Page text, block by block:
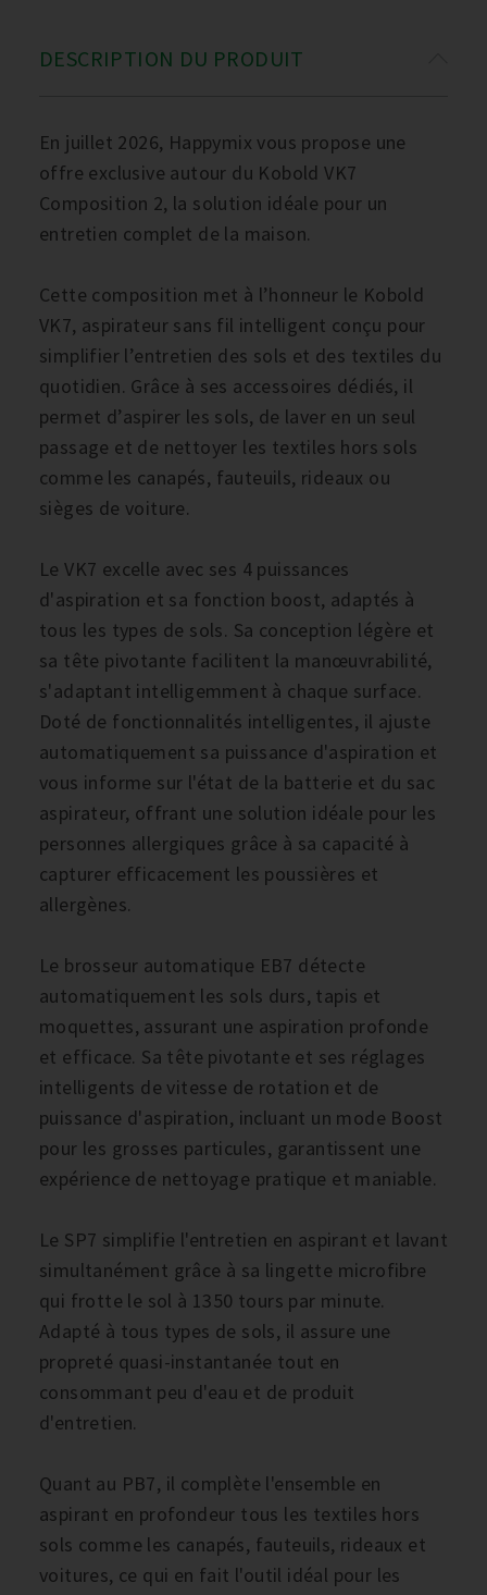
DESCRIPTION DU PRODUIT
En juillet 2026, Happymix vous propose une
offre exclusive autour du Kobold VK7
Composition 2, la solution idéale pour un
entretien complet de la maison.
Cette composition met à l’honneur le Kobold
VK7, aspirateur sans fil intelligent conçu pour
simplifier l’entretien des sols et des textiles du
quotidien. Grâce à ses accessoires dédiés, il
permet d’aspirer les sols, de laver en un seul
passage et de nettoyer les textiles hors sols
comme les canapés, fauteuils, rideaux ou
sièges de voiture.
Le VK7 excelle avec ses 4 puissances
d'aspiration et sa fonction boost, adaptés à
tous les types de sols. Sa conception légère et
sa tête pivotante facilitent la manœuvrabilité,
s'adaptant intelligemment à chaque surface.
Doté de fonctionnalités intelligentes, il ajuste
automatiquement sa puissance d'aspiration et
vous informe sur l'état de la batterie et du sac
aspirateur, offrant une solution idéale pour les
personnes allergiques grâce à sa capacité à
capturer efficacement les poussières et
allergènes.
Le brosseur automatique EB7 détecte
automatiquement les sols durs, tapis et
moquettes, assurant une aspiration profonde
et efficace. Sa tête pivotante et ses réglages
intelligents de vitesse de rotation et de
puissance d'aspiration, incluant un mode Boost
pour les grosses particules, garantissent une
expérience de nettoyage pratique et maniable.
Le SP7 simplifie l'entretien en aspirant et lavant
simultanément grâce à sa lingette microfibre
qui frotte le sol à 1350 tours par minute.
Adapté à tous types de sols, il assure une
propreté quasi-instantanée tout en
consommant peu d'eau et de produit
d'entretien.
Quant au PB7, il complète l'ensemble en
aspirant en profondeur tous les textiles hors
sols comme les canapés, fauteuils, rideaux et
voitures, ce qui en fait l'outil idéal pour les